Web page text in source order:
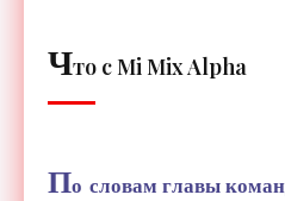
Что сMi Mix Alpha
По словам главы